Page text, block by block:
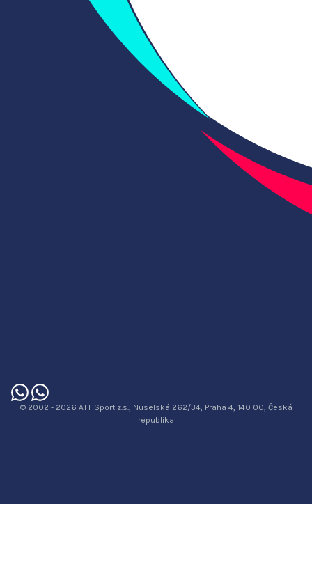
© 2002 - 2026 ATT Sport z.s., Nuselská 262/34, Praha 4, 140 00, Česká
republika